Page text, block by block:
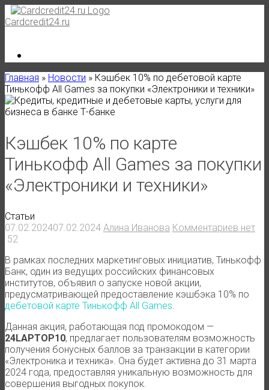
Skip
to
Cardcredit24.ru
Главная » Новости » Кэшбек 10% по дебетовой карте
Тинькофф All Games за покупки «Электроники и техники»
Кэшбек 10% по карте
Тинькофф All Games за покупки
«Электроники и техники»
Статьи
07.02.202407.02.2024 Алина Иванова Комментариев нет
52
В рамках последних маркетинговых инициатив, Тинькофф
Банк, один из ведущих российских финансовых
институтов, объявил о запуске новой акции,
предусматривающей предоставление кэшбэка 10% по
дебетовой карте Тинькофф All Games
Данная акция, работающая под промокодом —
24LAPTOP10, предлагает пользователям возможность
получения бонусных баллов за транзакции в категории
«Электроника и техника». Она будет активна до 31 марта
2024 года, предоставляя уникальную возможность для
совершения выгодных покупок.